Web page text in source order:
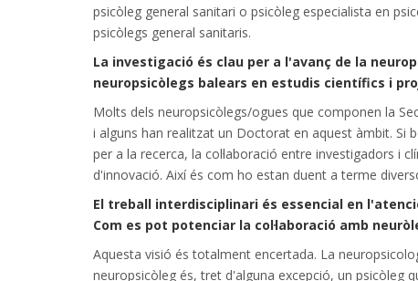
psicòleg general sanitari o psicòleg especialista en
psicòlegs general sanitaris.
La investigació és clau per a l'avanç de la
neuropsicòlegs balears en estudis científics i
Molts dels neuropsicòlegs/ogues que componen la
i alguns han realitzat un Doctorat en aquest àmbit. Si
per a la recerca, la col·laboració entre investigadors i
d'innovació. Així és com ho estan duent a terme
El treball interdisciplinari és essencial en
Com es pot potenciar la col·laboració amb
Aquesta visió és totalment encertada. La
neuropsicòleg és, tret d'alguna excepció, un psicòleg